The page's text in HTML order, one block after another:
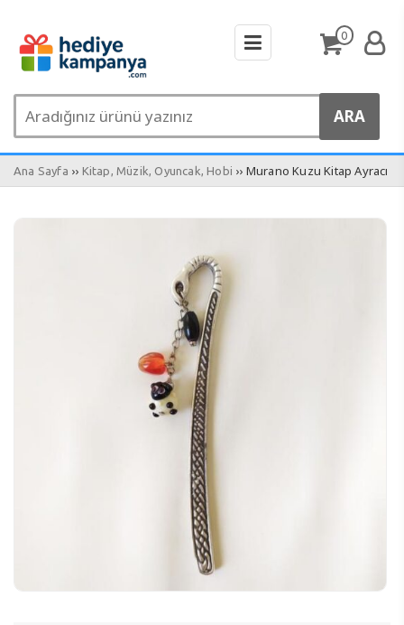
0
Ana Sayfa ›› Kitap, Müzik, Oyuncak, Hobi ›› Murano Kuzu Kitap Ayracı